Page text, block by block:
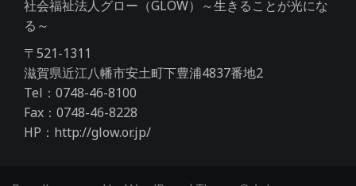
社会福祉法人グロー（GLOW）～生きることが光にな
る～
〒521-1311
滋賀県近江八幡市安土町下豊浦4837番地2
Tel：0748-46-8100
Fax：0748-46-8228
HP：http://glow.or.jp/